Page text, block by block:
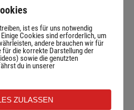
GmbH
90
ist es für uns notwendig
Cookies sind erforderlich, um
andere brauchen wir für
für die korrekte Darstellung der
sowie die genutzten
du in unserer
ZULASSEN